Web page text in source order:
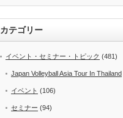
カテゴリー
イベント・セミナー・トピック (481)
Japan Volleyball Asia Tour In Thailand
イベント (106)
セミナー (94)